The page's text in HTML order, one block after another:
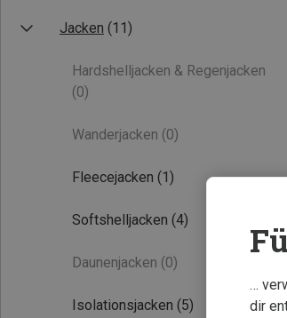
Jacken (11)
Hardshelljacken & Regenjacken
(0)
Wanderjacken (0)
Fleecejacken (1)
Softshelljacken (4)
Daunenjacken (0)
Isolationsjacken (5)
…
dir